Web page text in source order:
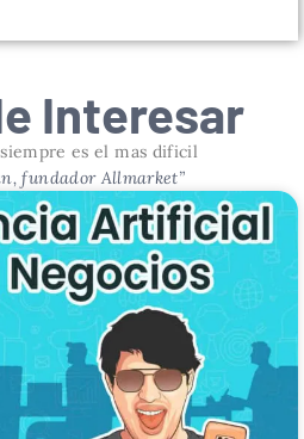
Interesar
es el mas dificil
fundador Allmarket”